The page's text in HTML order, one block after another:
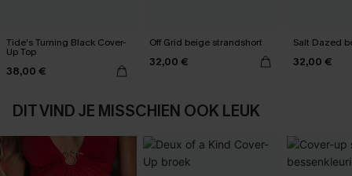
Tide's Turning Black Cover-
Up Top
38,00 €
Off Grid beige strandshort
32,00 €
Salt Dazed
32,00 €
DIT VIND JE MISSCHIEN OOK LEUK